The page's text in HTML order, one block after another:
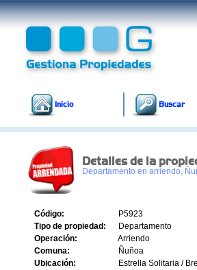
Inicio Buscar
Detalles de la
Departamento en arriendo,
Código:
P5923
Tipo de propiedad:
Departamento
Operación:
Arriendo
Comuna:
Ñuñoa
Ubicación:
Estrella Solitaria /